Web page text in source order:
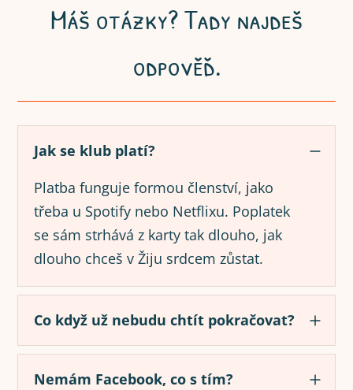
Máš otázky? Tady najdeš
odpověď.
Jak se klub platí?
Platba funguje formou členství, jako
třeba u Spotify nebo Netflixu. Poplatek
se sám strhává z karty tak dlouho, jak
dlouho chceš v Žiju srdcem zůstat.
Co když už nebudu chtít pokračovat?
Nemám Facebook, co s tím?